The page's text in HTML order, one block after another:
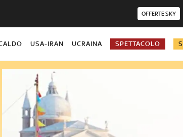
OFFERTE SKY
USA-IRAN UCRAINA SPETTACOLO